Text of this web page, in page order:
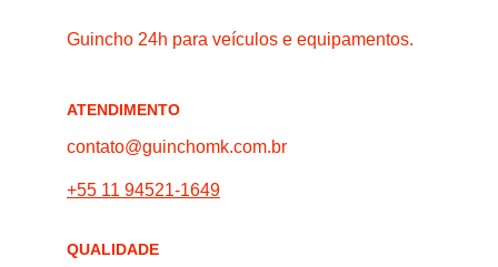
Guincho 24h para veículos e equipamentos.
ATENDIMENTO
QUALIDADE
contato@guinchomk.com.br
+55 11 94521-1649